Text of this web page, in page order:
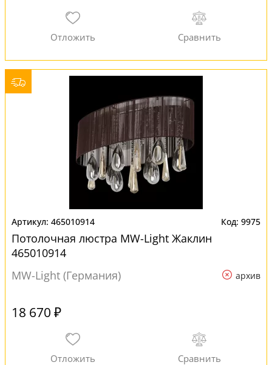
465010914 9975
Потолочная люстра MW-Light Жаклин
465010914
MW-Light (Германия)
архив
18 670 ₽